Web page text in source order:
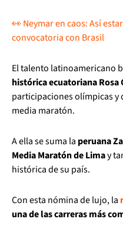
👀 Neymar en caos: Así
convocatoria con Brasil
El talento latinoamericano
histórica ecuatoriana Rosa
participaciones olímpicas y
media maratón.
A ella se suma la peruana
Media Maratón de Limay
histórica de su país.
Con esta nómina de lujo, la
una de las carreras más